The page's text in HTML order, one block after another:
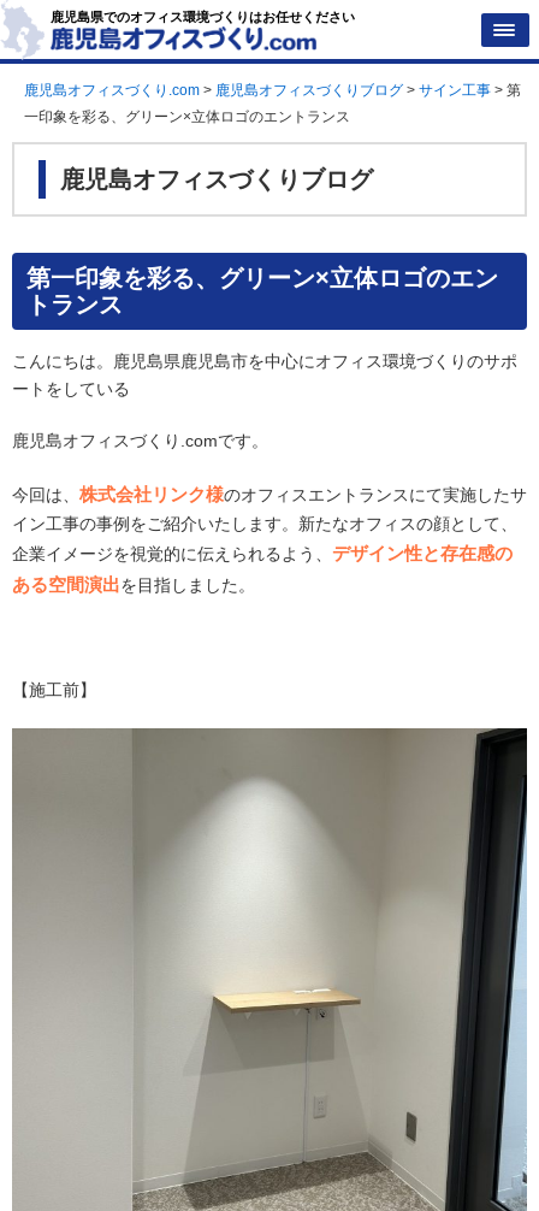
鹿児島県でのオフィス環境づくりはお任せください
鹿児島オフィスづくり.com > 鹿児島オフィスづくりブログ > サイン工事 > 第
一印象を彩る、グリーン×立体ロゴのエントランス
鹿児島オフィスづくりブログ
第一印象を彩る、グリーン×立体ロゴのエン
トランス
こんにちは。鹿児島県鹿児島市を中心にオフィス環境づくりのサポ
ートをしている
鹿児島オフィスづくり.comです。
今回は、 株式会社リンク様のオフィスエントランスにて実施したサ
イン工事の事例をご紹介いたします。新たなオフィスの顔として、
企業イメージを視覚的に伝えられるよう、 デザイン性と存在感の
ある空間演出を目指しました。
【施工前】